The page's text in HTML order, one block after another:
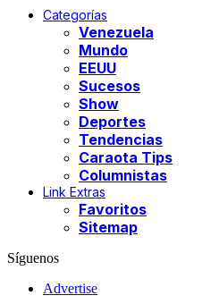
Categorías
Venezuela
Mundo
EEUU
Sucesos
Show
Deportes
Tendencias
Caraota Tips
Columnistas
Link Extras
Favoritos
Sitemap
Síguenos
Advertise